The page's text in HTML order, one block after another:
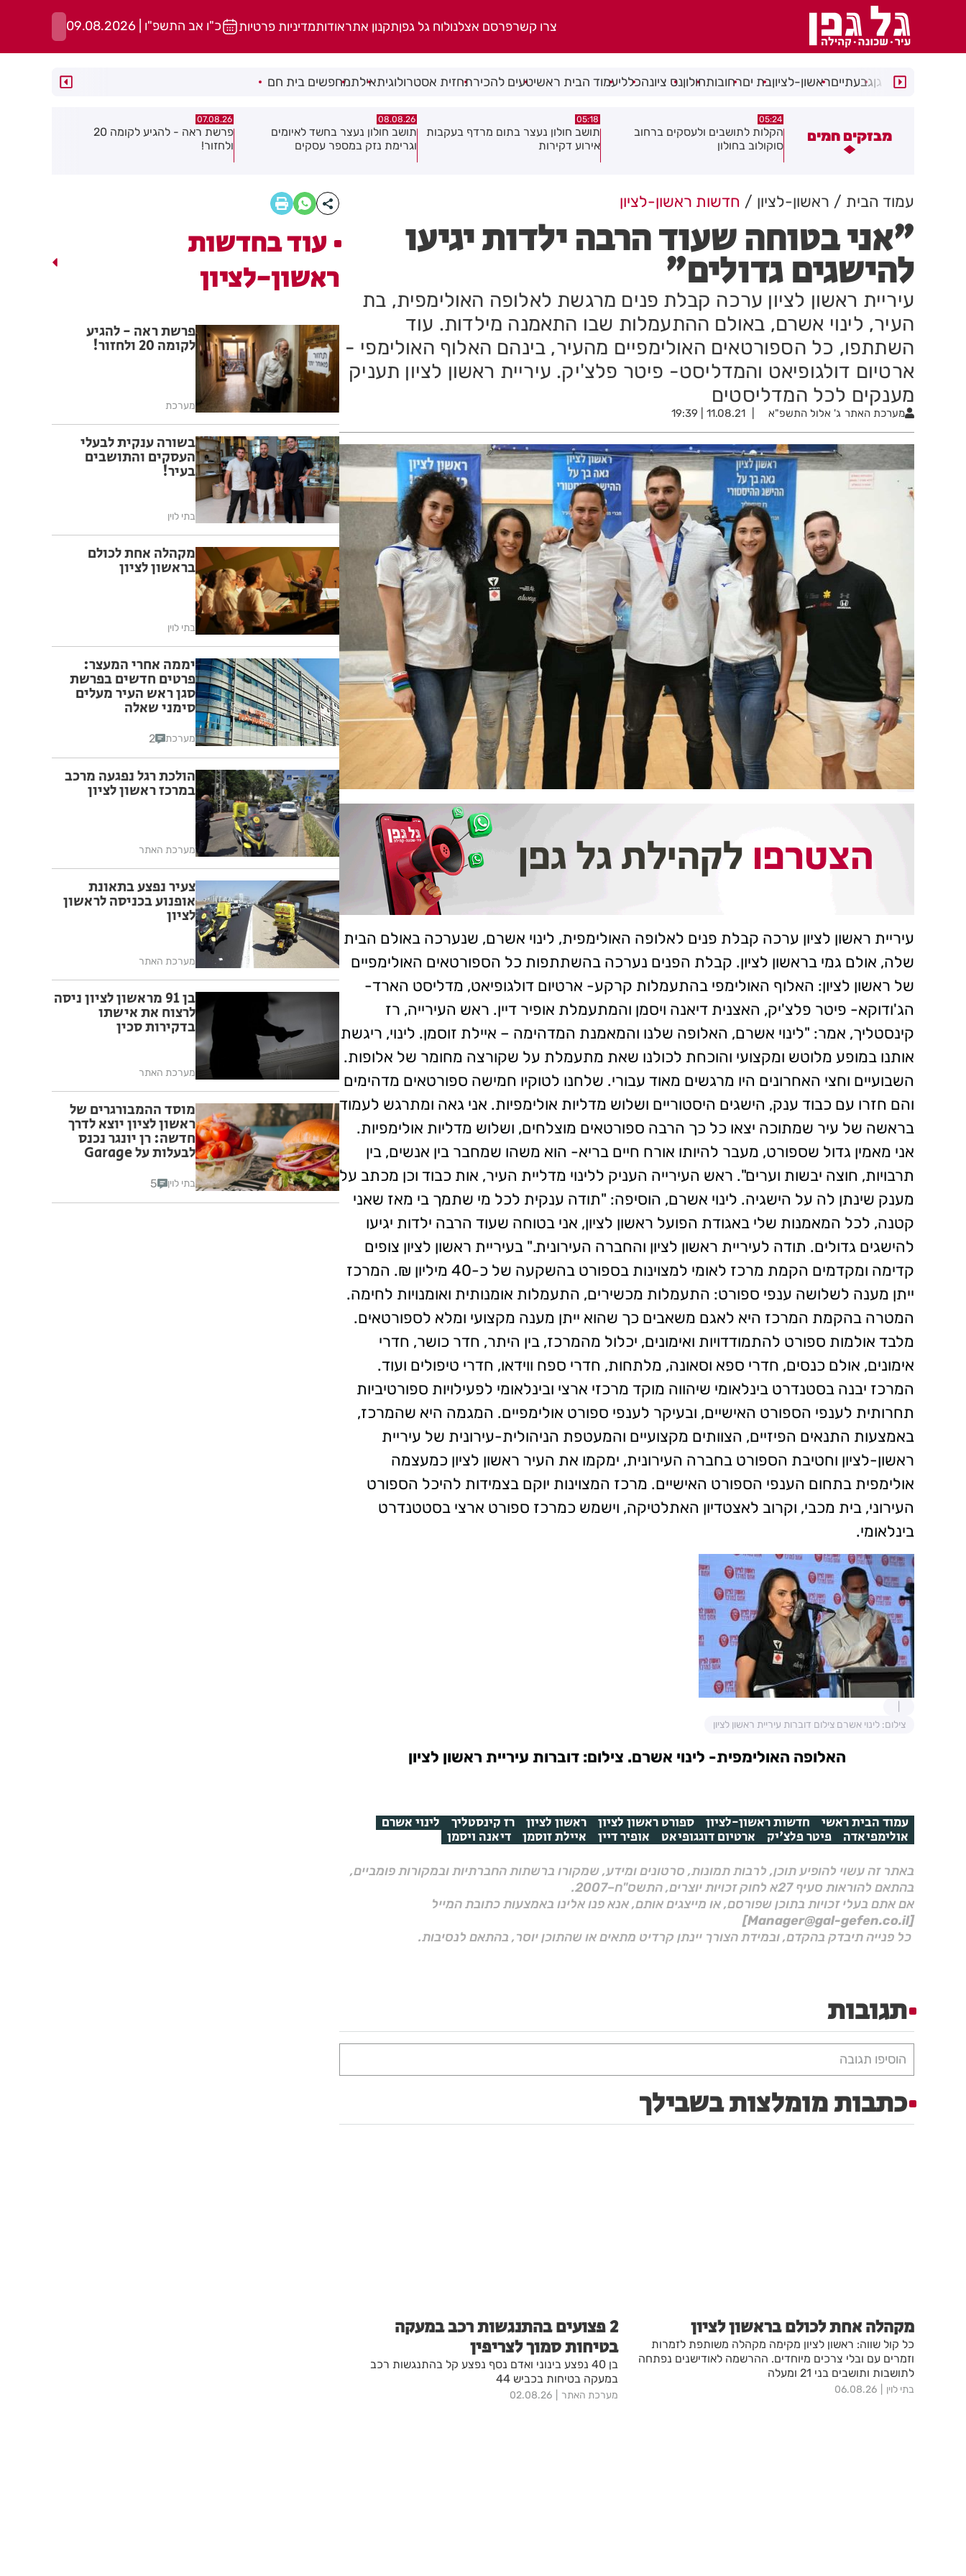
צרו קשרפרסם אצלנולוח גל גפןתקנון אתראודותמדיניות פרטיות כ"ו אב התשפ"ו | 09.08.2026
רמת גןגבעתייםראשון-לציוןבת יםרחובותחולוןנס ציונהכלליעמוד הבית ראשיטעים להכירתחזית אסטרולוגיתאילתמחפשים בית חם
מבזקים חמים
הקלות לתושבים ולעסקים ברחוב
05:18
תושב חולון נעצר בתום מרדף בעקבות
אירוע דקירות
08.08.26
תושב חולון נעצר בחשד לאיומים
וגרימת נזק במספר עסקים
07.08.26
פרשת ראה - להגיע לקומה 20
ולחזור!
07.08.26
פצוע בהתהפכות רכב בכניסה לאזור
התעשייה בחולון
עמוד הבית ראשון-לציון חדשות ראשון-לציון
"אני בטוחה שעוד הרבה ילדות יגיעו
להישגים גדולים"
עיריית ראשון לציון ערכה קבלת פנים מרגשת לאלופה האולימפית, בת
העיר, לינוי אשרם, באולם ההתעמלות שבו התאמנה מילדות. עוד
השתתפו, כל הספורטאים האולימפיים מהעיר, בינהם האלוף האולימפי -
ארטיום דולגופיאט והמדליסט- פיטר פלצ'יק. עיריית ראשון לציון תעניק
מענקים לכל המדליסטים
מערכת האתר ג' אלול התשפ"א 11.08.21 | 19:39
עיריית ראשון לציון ערכה קבלת פנים לאלופה האולימפית, לינוי אשרם, שנערכה באולם הבית
שלה, אולם גמי בראשון לציון. קבלת הפנים נערכה בהשתתפות כל הספורטאים האולימפיים
של ראשון לציון: האלוף האולימפי בהתעמלות קרקע- ארטיום דולגופיאט, מדליסט הארד-
הג'ודוקא- פיטר פלצ'יק, האצנית דיאנה ויסמן והמתעמלת אופיר דיין. ראש העירייה, רז
קינסטליך, אמר: "לינוי אשרם, האלופה שלנו והמאמנת המדהימה – איילת זוסמן. לינוי, ריגשת
אותנו במופע מלוטש ומקצועי והוכחת לכולנו שאת מתעמלת על שקורצה מחומר של אלופות.
השבועיים וחצי האחרונים היו מרגשים מאוד עבורי. שלחנו לטוקיו חמישה ספורטאים מדהימים
והם חזרו עם כבוד ענק, הישגים היסטוריים ושלוש מדליות אולימפיות. אני גאה ומתרגש לעמוד
בראשה של עיר שמתוכה יצאו כל כך הרבה ספורטאים מוצלחים, ושלוש מדליות אולימפיות.
אני מאמין גדול שספורט, מעבר להיותו אורח חיים בריא- הוא משהו שמחבר בין אנשים, בין
תרבויות, חוצה יבשות וערים". ראש העירייה העניק ללינוי מדליית העיר, אות כבוד וכן מכתב על
מענק שינתן לה על הישגיה. לינוי אשרם, הוסיפה: "תודה ענקית לכל מי שתמך בי מאז שאני
קטנה, לכל המאמנות שלי באגודת הפועל ראשון לציון, אני בטוחה שעוד הרבה ילדות יגיעו
להישגים גדולים. תודה לעיריית ראשון לציון והחברה העירונית." בעיריית ראשון לציון צופים
קדימה ומקדמים הקמת מרכז לאומי למצוינות בספורט בהשקעה של כ-40 מיליון ₪. המרכז
ייתן מענה לשלושה ענפי ספורט: התעמלות מכשירים, התעמלות אומנותית ואומנויות לחימה.
המטרה בהקמת המרכז היא לאגם משאבים כך שהוא ייתן מענה מקצועי ומלא לספורטאים.
מלבד אולמות ספורט להתמודדויות ואימונים, יכלול מהמרכז, בין היתר, חדר כושר, חדרי
אימונים, אולם כנסים, חדרי ספא וסאונה, מלתחות, חדרי ספח ווידאו, חדרי טיפולים ועוד.
המרכז יבנה בסטנדרט בינלאומי שיהווה מוקד מרכזי ארצי ובינלאומי לפעילויות ספורטיביות
תחרותית לענפי הספורט האישיים, ובעיקר לענפי ספורט אולימפיים. המגמה היא שהמרכז,
באמצעות התנאים הפיזיים, הצוותים מקצועיים והמעטפת הניהולית-עירונית של עיריית
ראשון-לציון וחטיבת הספורט בחברה העירונית, ימקמו את העיר ראשון לציון כמעצמה
אולימפית בתחום הענפי הספורט האישיים. מרכז המצוינות יוקם בצמידות להיכל הספורט
העירוני, בית מכבי, וקרוב לאצטדיון האתלטיקה, וישמש כמרכז ספורט ארצי בסטטנדרט
בינלאומי.
צילום: לינוי אשרם צילום דוברות עיריית ראשון לציון
האלופה האולימפית- לינוי אשרם. צילום: דוברות עיריית ראשון לציון
עמוד הבית ראשי חדשות ראשון-לציון ספורט ראשון לציון ראשון לציון רז קינסטליך לינוי אשרם
אולימפיאדה פיטר פלצ'יק ארטיום דוגגופיאט אופיר דיין איילת זוסמן דיאנה ויסמן
באתר זה עשוי להופיע תוכן, לרבות תמונות, סרטונים ומידע, שמקורו ברשתות החברתיות ובמקורות פומביים,
בהתאם להוראות סעיף 27א לחוק זכויות יוצרים, התשס"ח–2007.
אם אתם בעלי זכויות בתוכן שפורסם, או מייצגים אותם, אנא פנו אלינו באמצעות כתובת המייל
[Manager@gal-gefen.co.il]
כל פנייה תיבדק בהקדם, ובמידת הצורך יינתן קרדיט מתאים או שהתוכן יוסר, בהתאם לנסיבות.
תגובות
הוסיפו תגובה
כתבות מומלצות בשבילך
מקהלה אחת לכולם בראשון לציון
כל קול שווה: ראשון לציון מקימה מקהלה משותפת לזמרות
וזמרים עם ובלי צרכים מיוחדים. ההרשמה לאודישנים נפתחה
לתושבות ותושבים בני 21 ומעלה
בתי לוין 06.08.26
2 פצועים בהתנגשות רכב במעקה
בטיחות סמוך לצריפין
בן 40 נפצע בינוני ואדם נסף נפצע קל בהתנגשות רכב
במעקה בטיחות בכביש 44
מערכת האתר 02.08.26
עוד בחדשות
ראשון-לציון
פרשת ראה - להגיע
לקומה 20 ולחזור!
מערכת
בשורה ענקית לבעלי
העסקים והתושבים
בעיר!
בתי לוין
מקהלה אחת לכולם
בראשון לציון
בתי לוין
יממה אחרי המעצר:
פרטים חדשים בפרשת
סגן ראש העיר מעלים
סימני שאלה
מערכת 2
הולכת רגל נפגעה מרכב
במרכז ראשון לציון
מערכת האתר
צעיר נפצע בתאונת
אופנוע בכניסה לראשון
לציון
מערכת האתר
בן 91 מראשון לציון ניסה
לרצוח את אישתו
בדקירות סכין
מערכת האתר
מוסד ההמבורגרים של
ראשון לציון יוצא לדרך
חדשה: רן יונגר נכנס
לבעלות על Garage
בתי לוין 5